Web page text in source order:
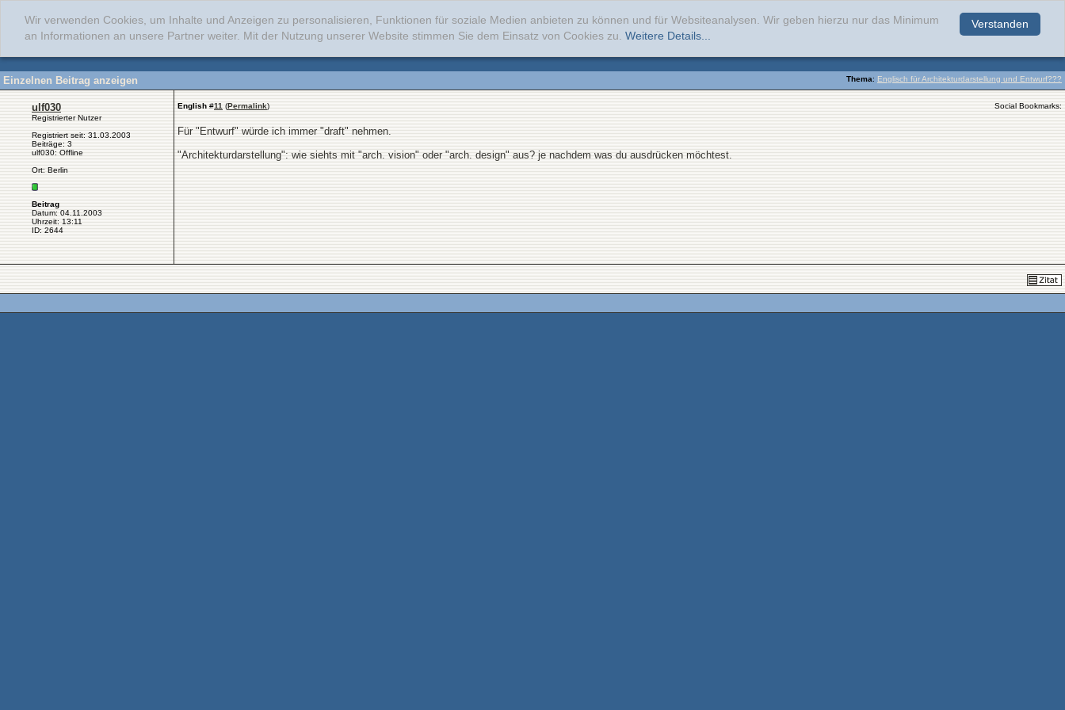
Verstanden
Wir verwenden Cookies, um Inhalte und Anzeigen zu personalisieren, Funktionen für soziale Medien anbieten zu können und für Websiteanalysen. Wir geben hierzu nur das Minimum
an Informationen an unsere Partner weiter. Mit der Nutzung unserer Website stimmen Sie dem Einsatz von Cookies zu. Weitere Details...
Thema: Englisch für Architekturdarstellung und Entwurf???
Einzelnen Beitrag anzeigen
ulf030
Registrierter Nutzer
Registriert seit: 31.03.2003
Beiträge: 3
ulf030: Offline
Ort: Berlin
Beitrag
Datum: 04.11.2003
Uhrzeit: 13:11
ID: 2644
English #11 (Permalink) Social Bookmarks:
Für "Entwurf" würde ich immer "draft" nehmen.
"Architekturdarstellung": wie siehts mit "arch. vision" oder "arch. design" aus? je nachdem was du ausdrücken möchtest.